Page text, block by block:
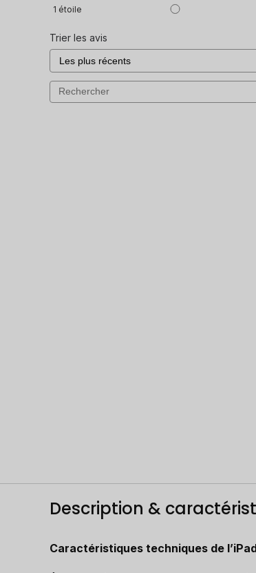
1 étoile
Trier les avis
Description &
Caractéristiques techniques de